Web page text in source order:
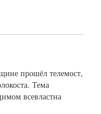
прошёл телемост,
Тема
всевластна